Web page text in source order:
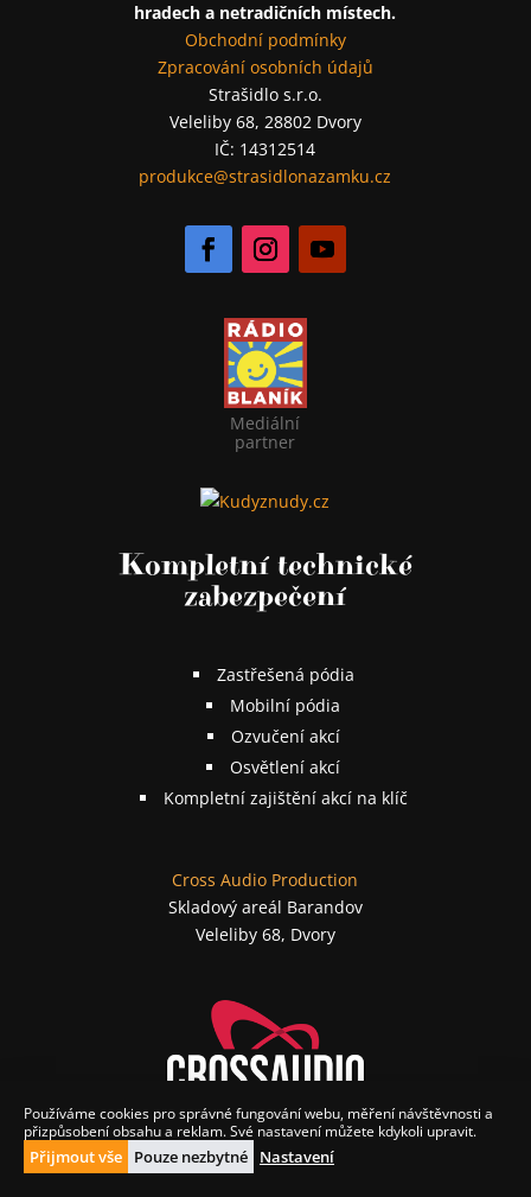
hradech a netradičních místech.
Obchodní podmínky
Zpracování osobních údajů
Strašidlo s.r.o.
Veleliby 68, 28802 Dvory
IČ: 14312514
produkce@strasidlonazamku.cz
Mediální
partner
Kompletní technické
zabezpečení
Zastřešená pódia
Mobilní pódia
Ozvučení akcí
Osvětlení akcí
Kompletní zajištění akcí na klíč
Cross Audio Production
Skladový areál Barandov
Veleliby 68, Dvory
Používáme cookies pro správné fungování webu, měření návštěvnosti a
přizpůsobení obsahu a reklam. Své nastavení můžete kdykoli upravit.
Přijmout vše Pouze nezbytné Nastavení